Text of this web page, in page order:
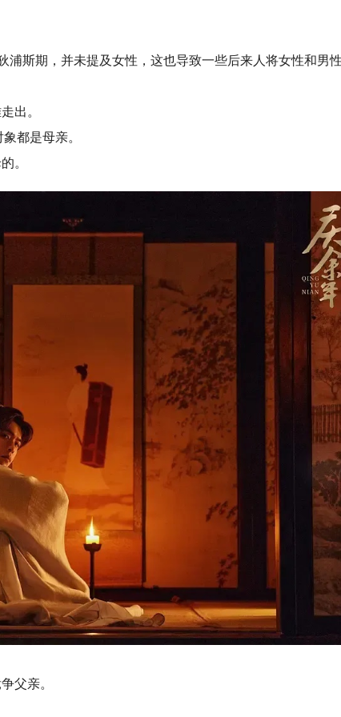
浦斯期，并未提及女性，这也导致一些后来人将女性和男
出。
都是母亲。
。
父亲。